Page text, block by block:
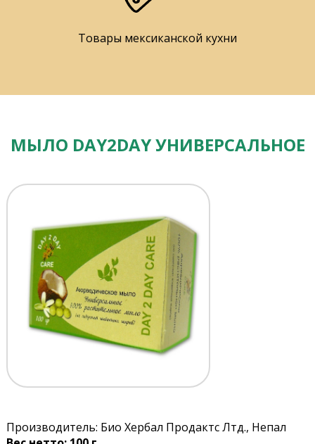
Товары мексиканской кухни
МЫЛО DAY2DAY УНИВЕРСАЛЬНОЕ
Производитель: Био Хербал Продактс Лтд., Непал